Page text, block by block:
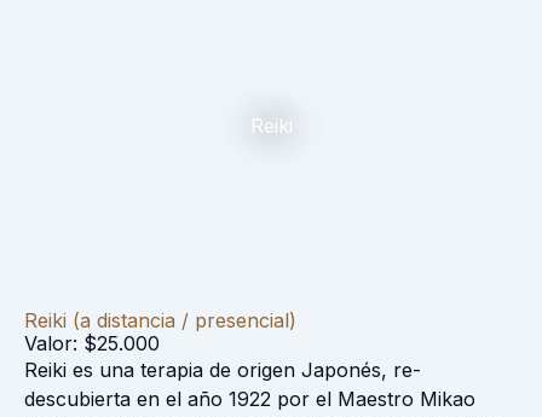
Reiki
Reiki (a distancia / presencial)
Valor: $25.000
Reiki es una terapia de origen Japonés, re-
descubierta en el año 1922 por el Maestro Mikao